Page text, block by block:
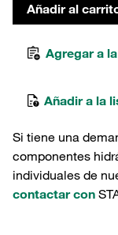
Añadir al
Agregar a
Añadir a la
Si tiene una
componentes
individuales de
contactar con